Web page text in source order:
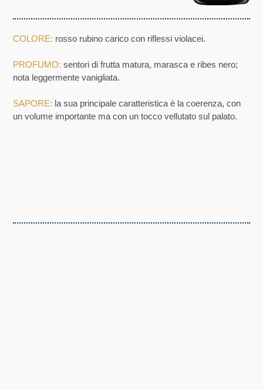
COLORE: rosso rubino carico con riflessi violacei.
PROFUMO: sentori di frutta matura, marasca e ribes nero;
nota leggermente vanigliata.
SAPORE: la sua principale caratteristica è la coerenza, con
un volume importante ma con un tocco vellutato sul palato.